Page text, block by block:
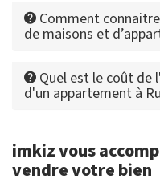
Comment
de maisons et
Quel est le coût de
d'un appartement à
imkiz vous
vendre votre bien